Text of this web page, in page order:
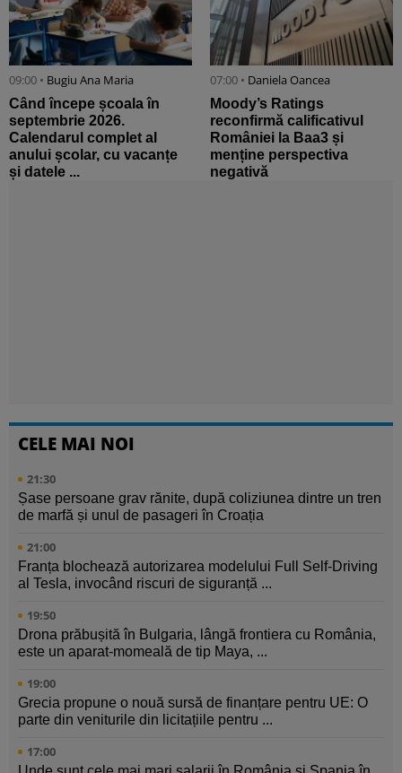
09:00 • Bugiu ⁠Ana Maria
Când începe școala în
septembrie 2026.
Calendarul complet al
anului școlar, cu vacanțe
și datele ...
07:00 • Daniela Oancea
Moody’s Ratings
reconfirmă calificativul
României la Baa3 și
menține perspectiva
negativă
CELE MAI NOI
21:30
Șase persoane grav rănite, după coliziunea dintre un tren
de marfă și unul de pasageri în Croația
21:00
Franța blochează autorizarea modelului Full Self-Driving
al Tesla, invocând riscuri de siguranță ...
19:50
Drona prăbușită în Bulgaria, lângă frontiera cu România,
este un aparat-momeală de tip Maya, ...
19:00
Grecia propune o nouă sursă de finanțare pentru UE: O
parte din veniturile din licitațiile pentru ...
17:00